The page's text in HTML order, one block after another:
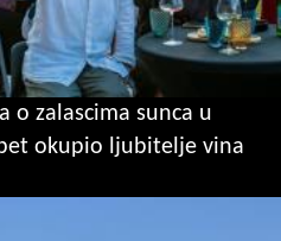
o zalascima sunca u
okupio ljubitelje vina